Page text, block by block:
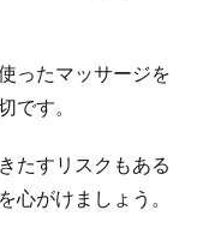
ったマッサージを
です。
たすリスクもある
心がけましょう。